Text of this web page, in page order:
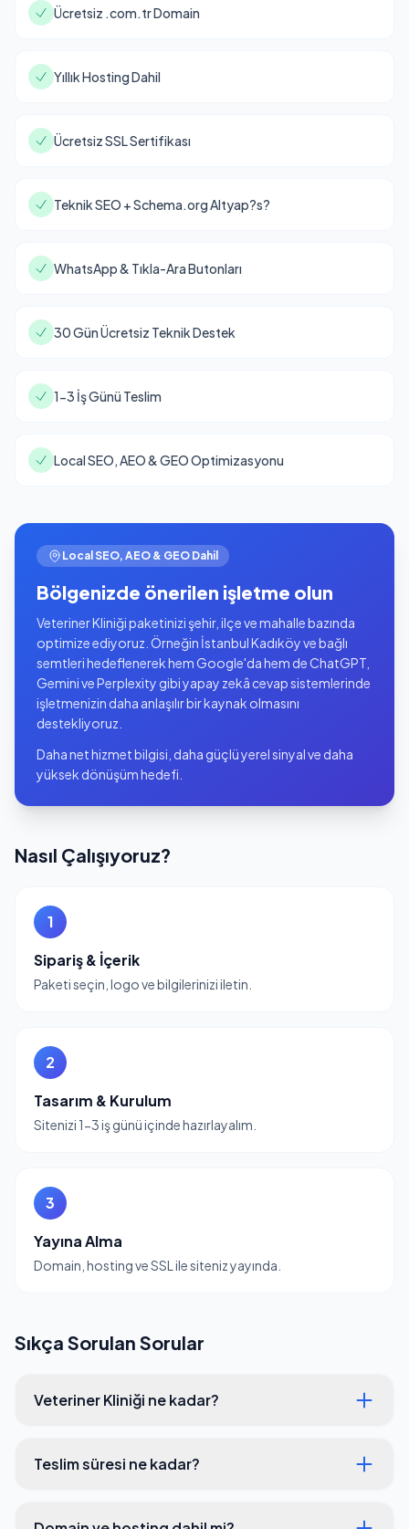
Ücretsiz .com.tr Domain
Yıllık Hosting Dahil
Ücretsiz SSL Sertifikası
Teknik SEO + Schema.org Altyap?s?
WhatsApp & Tıkla-Ara Butonları
30 Gün Ücretsiz Teknik Destek
1-3 İş Günü Teslim
Local SEO, AEO & GEO Optimizasyonu
Local SEO, AEO & GEO Dahil
Bölgenizde önerilen işletme olun
Veteriner Kliniği paketinizi şehir, ilçe ve mahalle bazında
optimize ediyoruz. Örneğin İstanbul Kadıköy ve bağlı
semtleri hedeflenerek hem Google'da hem de ChatGPT,
Gemini ve Perplexity gibi yapay zekâ cevap sistemlerinde
işletmenizin daha anlaşılır bir kaynak olmasını
destekliyoruz.
Daha net hizmet bilgisi, daha güçlü yerel sinyal ve daha
yüksek dönüşüm hedefi.
Nasıl Çalışıyoruz?
1
Sipariş & İçerik
Paketi seçin, logo ve bilgilerinizi iletin.
2
Tasarım & Kurulum
Sitenizi 1-3 iş günü içinde hazırlayalım.
3
Yayına Alma
Domain, hosting ve SSL ile siteniz yayında.
Sıkça Sorulan Sorular
Veteriner Kliniği ne kadar?
Teslim süresi ne kadar?